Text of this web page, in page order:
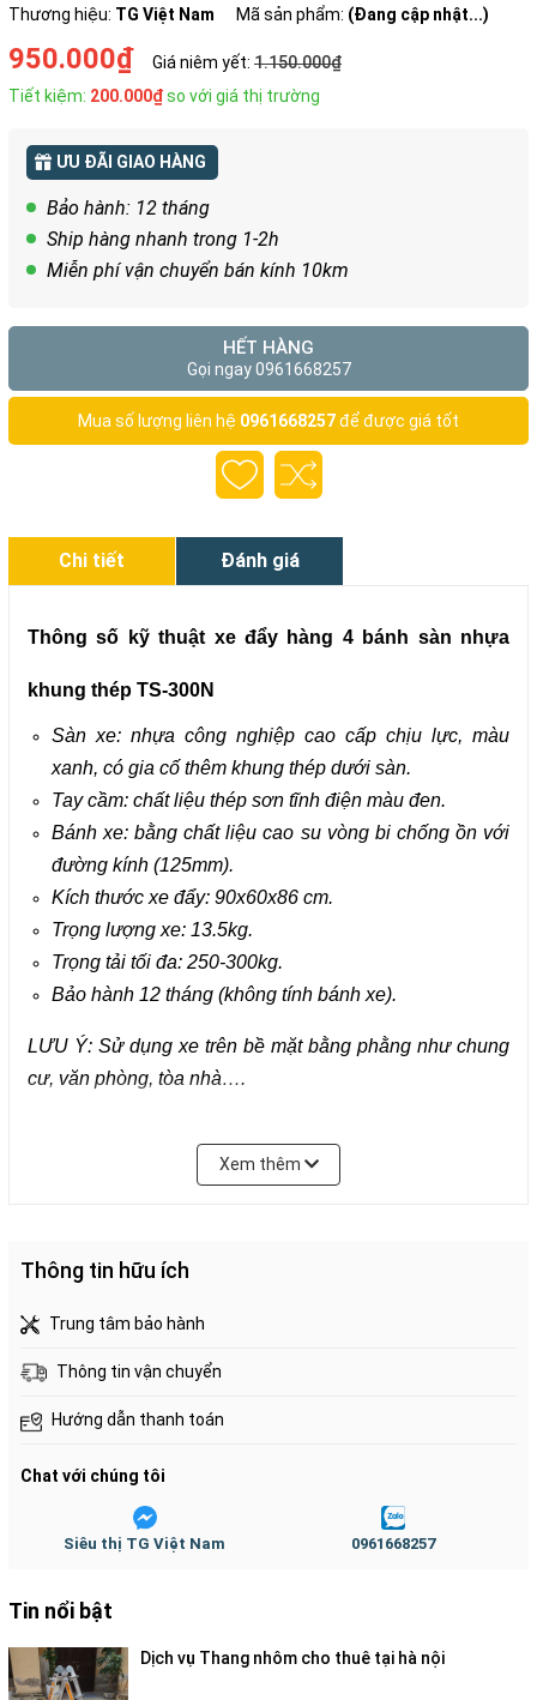
Thương hiệu: TG Việt Nam Mã sản phẩm: (Đang cập nhật...)
950.000₫ Giá niêm yết: 1.150.000₫
Tiết kiệm: 200.000₫so với giá thị trường
ƯU ĐÃI GIAO HÀNG
Bảo hành: 12 tháng
Ship hàng nhanh trong 1-2h
Miễn phí vận chuyển bán kính 10km
HẾT HÀNG
Gọi ngay 0961668257
Mua số lượng liên hệ 0961668257để được giá tốt
Chi tiết Đánh giá
Thông số kỹ thuật xe đẩy hàng 4 bánh sàn nhựa
khung thép TS-300N
Sàn xe: nhựa công nghiệp cao cấp chịu lực, màu
xanh, có gia cố thêm khung thép dưới sàn.
Tay cầm: chất liệu thép sơn tĩnh điện màu đen.
Bánh xe: bằng chất liệu cao su vòng bi chống ồn với
đường kính (125mm).
Kích thước xe đẩy: 90x60x86 cm.
Trọng lượng xe: 13.5kg.
Trọng tải tối đa: 250-300kg.
Bảo hành 12 tháng (không tính bánh xe).
LƯU Ý: Sử dụng xe trên bề mặt bằng phằng như chung
cư, văn phòng, tòa nhà….
Tổng quan sản phẩm xe đẩy sàn nhựa TSK-300N
Xem thêm
Thông tin hữu ích
Trung tâm bảo hành
Thông tin vận chuyển
Hướng dẫn thanh toán
Chat với chúng tôi
Siêu thị TG Việt Nam 0961668257
Tin nổi bật
Dịch vụ Thang nhôm cho thuê tại hà nội